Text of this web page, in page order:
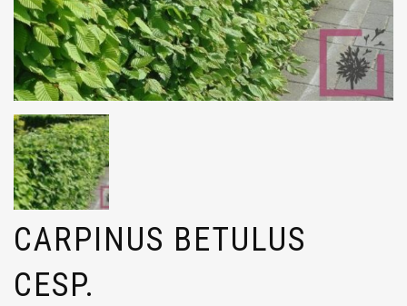
CARPINUS BETULUS
CESP.